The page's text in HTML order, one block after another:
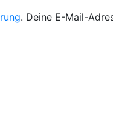
. Deine E-Mail-